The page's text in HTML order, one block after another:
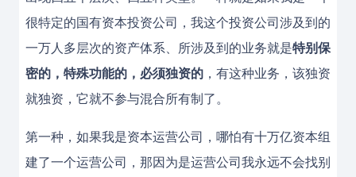
很特定的国有资本投资公司，我这个投资公司涉及到的
一万人多层次的资产体系、所涉及到的业务就是特别保
密的，特殊功能的，必须独资的 ，有这种业务，该独资
就独资，它就不参与混合所有制了。
第一种，如果我是资本运营公司，哪怕有十万亿资本组
建了一个运营公司，那因为是运营公司我永远不会找别